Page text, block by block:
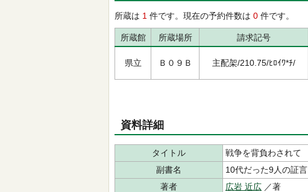
所蔵は 1 件です。現在の予約件数は 0 件です。
所蔵館 所蔵場所 請求記号
県立 Ｂ０９Ｂ 主配架/210.75/ﾋﾛｲﾜ*ﾁ/
資料詳細
タイトル
戦争を背負わされて
副書名
10代だった9人の証言
著者
広岩 近広 ／著